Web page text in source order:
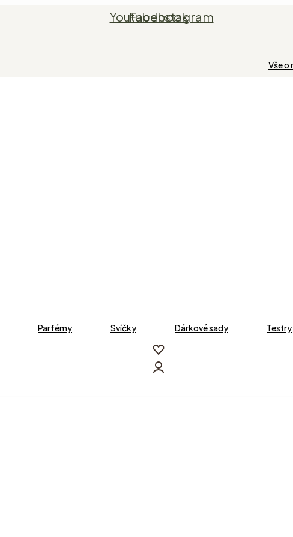
Youtube
Facebook
Instagram
Vše o
Parfémy Svíčky Dárkové sady Testry